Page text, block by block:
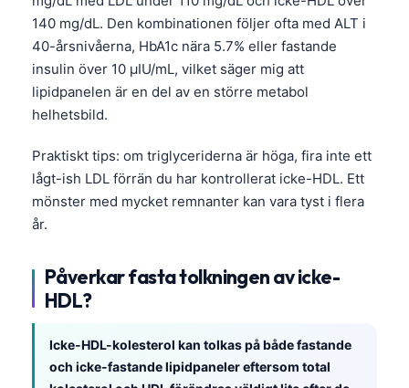
140 mg/dL. Den kombinationen följer ofta med ALT i
40-årsnivåerna, HbA1c nära 5.7% eller fastande
insulin över 10 µIU/mL, vilket säger mig att
lipidpanelen är en del av en större metabol
helhetsbild.
Praktiskt tips: om triglyceriderna är höga, fira inte ett
lågt-ish LDL förrän du har kontrollerat icke-HDL. Ett
mönster med mycket remnanter kan vara tyst i flera
år.
Påverkar fasta tolkningen av icke-
HDL?
Icke-HDL-kolesterol kan tolkas på både fastande
och icke-fastande lipidpaneler eftersom total